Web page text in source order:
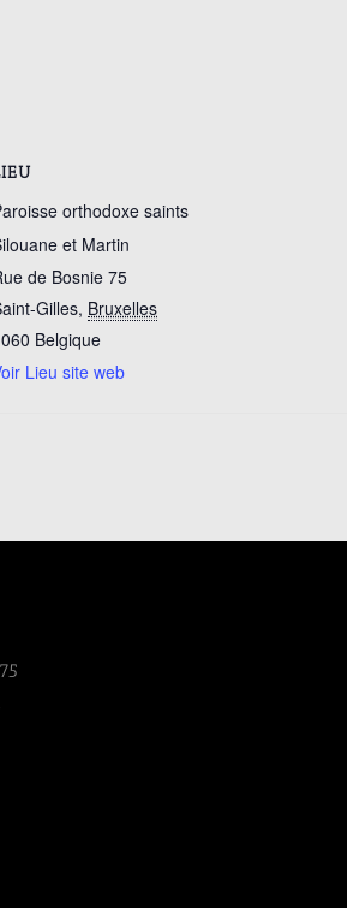
orthodoxe saints
et Martin
de Bosnie 75
Gilles, Bruxelles
Belgique
Lieu site web